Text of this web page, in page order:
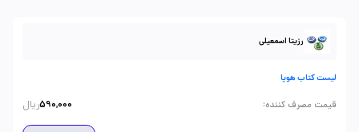
رزیتا اسمعیلی
لیست کتاب هوپا
قیمت مصرف کننده:
590,000ریال